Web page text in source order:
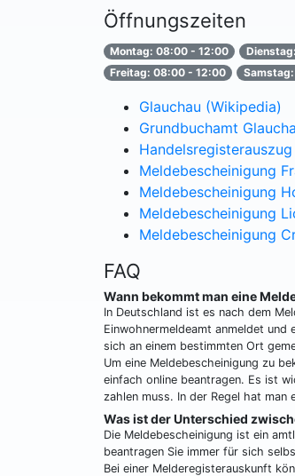
Öffnungszeiten
Montag: 08:00 - 12:00
Freitag: 08:00 - 12:00
Glauchau (Wikipedia)
Grundbuchamt
Meldebescheinigung
Meldebescheinigung
Meldebescheinigung
Meldebescheinigung
FAQ
Wann bekommt man eine
In Deutschland ist es nach dem
Einwohnermeldeamt anmeldet
sich an einem bestimmten Ort
Um eine Meldebescheinigung zu
einfach online beantragen. Es ist
zahlen muss. In der Regel hat man
Was ist der Unterschied
Die Meldebescheinigung ist ein
beantragen Sie immer für sich
Bei einer Melderegisterauskunft